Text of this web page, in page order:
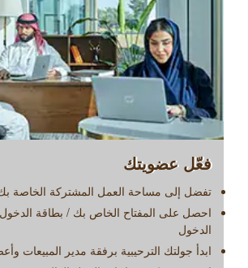
فعّل عضويتك
تفضل إلى مساحة العمل المشتركة الخاصة
احصل على المفتاح الخاص بك / بطاقة
الدخول
ابدأ جولتك الترحيبية برفقة مدير المبيعات